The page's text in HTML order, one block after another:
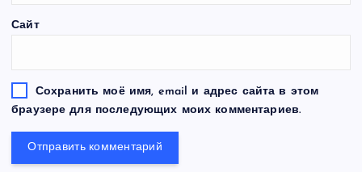
Сайт
Сохранить моё имя, email и адрес сайта в этом
браузере для последующих моих комментариев.
S
e